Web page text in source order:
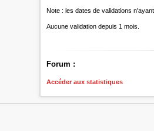
Note : les dates de validations
Aucune validation depuis 1 mois.
Forum :
Accéder aux statistiques